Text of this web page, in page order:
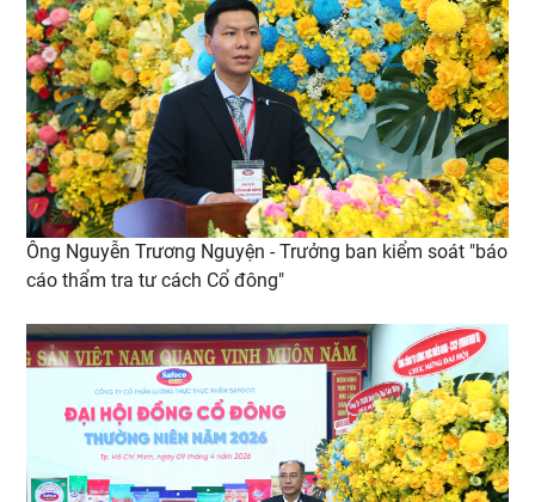
Ông Nguyễn Trương Nguyện - Trưởng ban kiểm soát "báo
cáo thẩm tra tư cách Cổ đông"